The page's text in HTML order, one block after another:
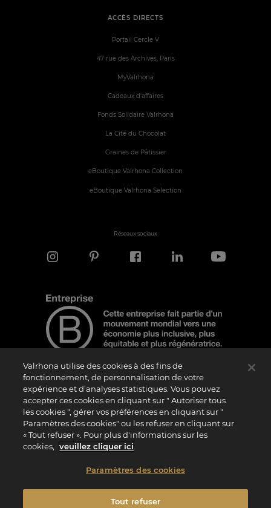
ACCÈS DIRECTS
Portail Cercle V
47 rue des Archives, Paris
MyValrhona
Cadeaux d'affaires
Fonds Solidaire Valrhona
La Cité du Chocolat
Graines de Pâtissier
eBoutique Valrhona Collection
eBoutique Valrhona Selection
Réseaux sociaux
Note d'information
Le logo “Certified B Corporation” est attribué par B Lab, une organisation privée à
but non lucratif, aux entreprises qui, comme la nôtre, ont réalisé avec succès le B
Impact Assessment (“BIA”) et répondent aux exigences de B Lab en matière de
performance sociale et environnementale, de responsabilité et de transparence. Il
est précisé que B Lab n’est pas un organisme d’évaluation de la conformité au sens
du règlement (UE) n° 765/2008, ni un organisme de normalisation national,
ou d’autres organismes de normalisation, et ils ne sont pas ratifiés par des
Valrhona utilise des cookies à des fins de
fonctionnement, de personnalisation de votre
expérience et d’analyses statistiques. Vous pouvez
accepter ces cookies en cliquant sur " Autoriser tous
les cookies ", gérer vos préférences en cliquant sur "
Paramètres des cookies" ou les refuser en cliquant sur
« Tout refuser ». Pour plus d'informations sur les
cookies,
veuillez cliquer ici
Paramètres des cookies
Tout refuser